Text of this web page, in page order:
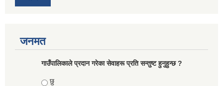
जनमत
गाउँपालिकाले प्रदान गरेका सेवाहरू प्रति सन्तुष्ट हुनुहुन्छ ?
Choices
छु